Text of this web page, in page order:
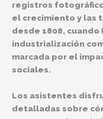
registros
el crecimiento y las
desde 1808,
industrialización
marcada por el
sociales.
Los asistentes
detalladas sobre